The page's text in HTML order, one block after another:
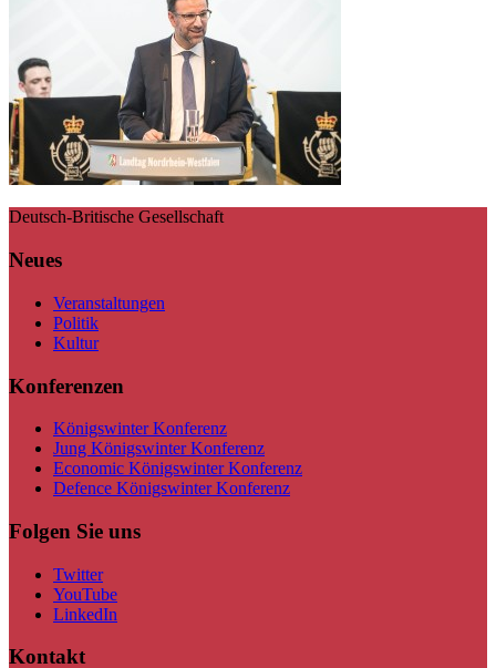
Deutsch-Britische Gesellschaft
Neues
Veranstaltungen
Politik
Kultur
Konferenzen
Königswinter Konferenz
Jung Königswinter Konferenz
Economic Königswinter Konferenz
Defence Königswinter Konferenz
Folgen Sie uns
Twitter
YouTube
LinkedIn
Kontakt